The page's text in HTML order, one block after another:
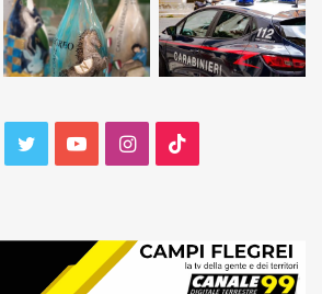
TwitterYouTubeInstagram